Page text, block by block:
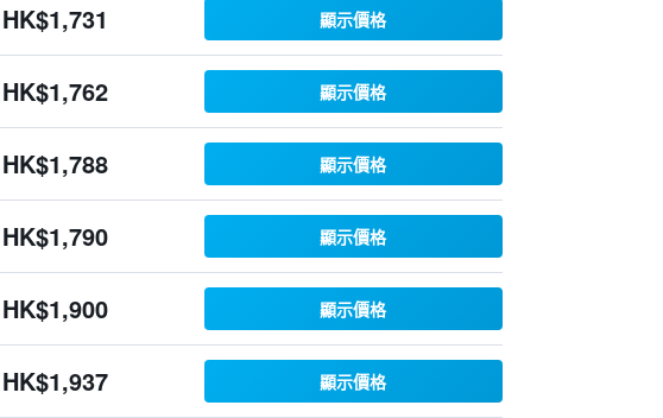
HK$1,731 顯示價格
HK$1,762 顯示價格
HK$1,788 顯示價格
HK$1,790 顯示價格
HK$1,900 顯示價格
HK$1,937 顯示價格